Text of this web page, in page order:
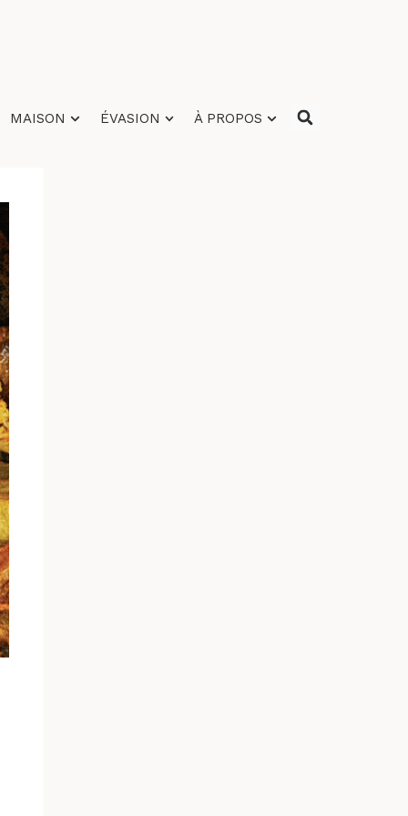
MAISON ÉVASION À PROPOS